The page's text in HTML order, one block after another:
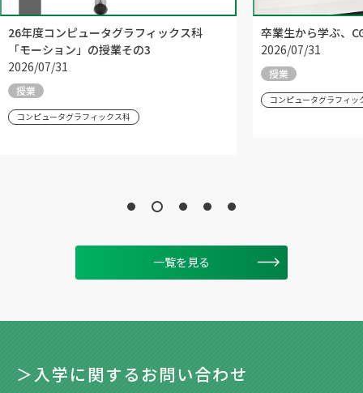
26年度コンピュータグラフィックス科
「モーション」の授業その3
2026/07/31
授業
コンピュータグラフィックス科
卒業生から学ぶ、
2026/07/31
授業
コンピュータグラフィッ
一覧を見る
＞入学に関するお問い合わせ